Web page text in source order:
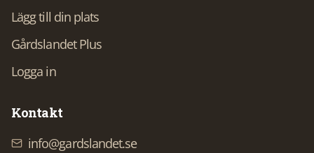
Lägg till din plats
Gårdslandet Plus
Logga in
Kontakt
info@gardslandet.se